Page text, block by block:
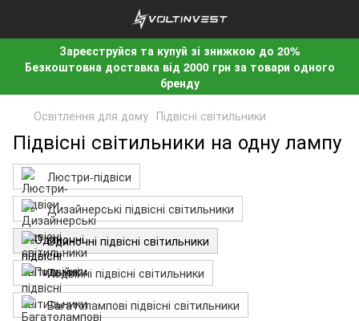
Зареєструйся та купуй зі знижкою до 20%
Безкоштовна доставка від 2000 грн за товари одного
бренду
Освітлення для дому Підвісні світильники
Підвісні світильники на одну лампу
Люстри-підвіси
Дизайнерські підвісні світильники
Одиночні підвісні світильники
Подвійні підвісні світильники
Багатолампові підвісні світильники